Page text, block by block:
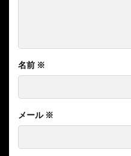
名前 ※
メール ※